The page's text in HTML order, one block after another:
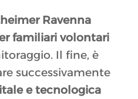
Ravenna
familiari volontari
Il fine, è
successivamente
e tecnologica